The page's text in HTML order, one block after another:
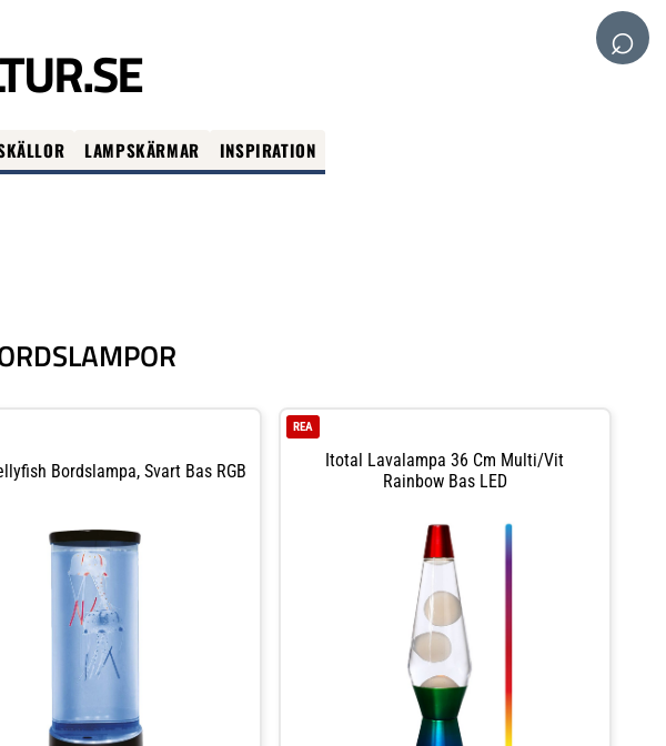
⌕
LAMPSKÄRMAR INSPIRATION
Bordslampa, Svart Bas RGB
Itotal Lavalampa 36 Cm Multi/vit
Rainbow Bas LED
REA